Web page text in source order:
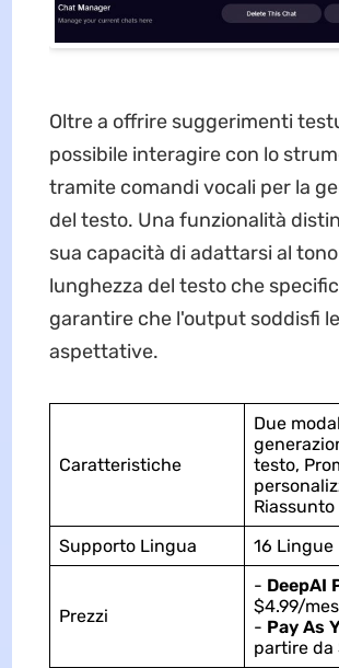
Oltre a offrire suggerimenti
possibile interagire con lo
tramite comandi vocali per la
del testo. Una funzionalità
sua capacità di adattarsi al tono
lunghezza del testo che
garantire che l'output soddisfi
aspettative.
Caratteristiche
Due
testo,
Riassunto
Supporto Lingua
16 Lingue
Prezzi
- DeepAI
$4.99/
- Pay As
partire da